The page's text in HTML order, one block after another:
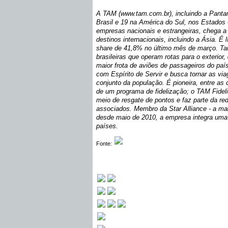
A TAM (www.tam.com.br), incluindo a
Brasil e 19 na América do Sul, nos
empresas nacionais e estrangeiras, chega
destinos internacionais, incluindo a Ásia. É
share de 41,8% no último mês de março.
brasileiras que operam rotas para o
maior frota de aviões de passageiros do
com Espírito de Servir e busca tornar as
conjunto da população. É pioneira, entre
de um programa de fidelização; o TAM
meio de resgate de pontos e faz parte da
associados. Membro da Star Alliance - a
desde maio de 2010, a empresa integra
países.
Fonte: